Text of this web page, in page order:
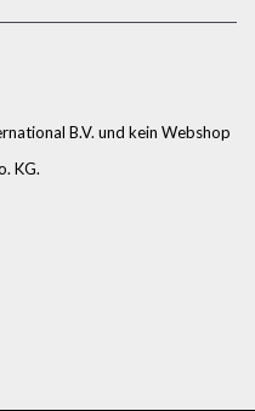
B.V. und kein Webshop
KG.